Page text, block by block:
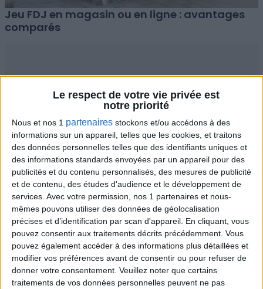
Le respect de votre vie privée est
notre priorité
Nous et nos 1 partenaires stockons et/ou accédons à des
informations sur un appareil, telles que les cookies, et traitons
des données personnelles telles que des identifiants uniques et
des informations standards envoyées par un appareil pour des
publicités et du contenu personnalisés, des mesures de publicité
et de contenu, des études d'audience et le développement de
services. Avec votre permission, nos 1 partenaires et nous-
mêmes pouvons utiliser des données de géolocalisation
précises et d’identification par scan d'appareil. En cliquant, vous
pouvez consentir aux traitements décrits précédemment. Vous
pouvez également accéder à des informations plus détaillées et
modifier vos préférences avant de consentir ou pour refuser de
donner votre consentement. Veuillez noter que certains
traitements de vos données personnelles peuvent ne pas
Jeu FDJ en magasin ou en ligne : avantages
comparés
Mineurs et jeux FDJ : ce que dit la loi française